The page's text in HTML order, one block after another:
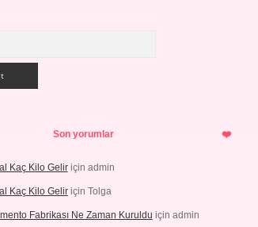
Son yorumlar
Kaç Kilo Geliriçin admin
Kaç Kilo Geliriçin Tolga
Fabrikası Ne Zaman Kuruldu için admin